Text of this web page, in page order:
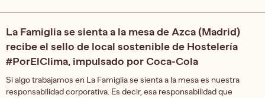
La Famiglia se sienta a la mesa de Azca (Madrid)
recibe el sello de local sostenible de Hostelería
#PorElClima, impulsado por Coca-Cola
Si algo trabajamos en La Famiglia se sienta a la mesa es nuestra
responsabilidad corporativa. Es decir, esa responsabilidad que